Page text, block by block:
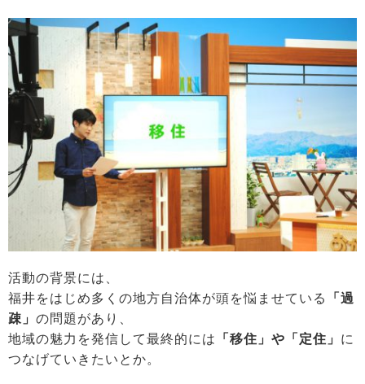
活動の背景には、
福井をはじめ多くの地方自治体が頭を悩ませている
「過
疎」 の問題があり、
地域の魅力を発信して最終的には
「移住」や「定住」 に
つなげていきたいとか。